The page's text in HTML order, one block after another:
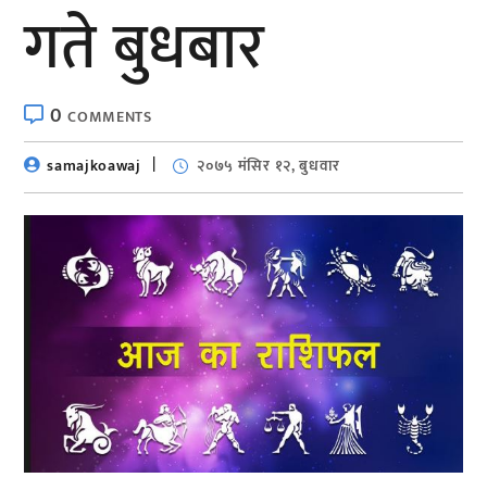
गते बुधबार
0COMMENTS
samajkoawaj
२०७५ मंसिर १२, बुधवार